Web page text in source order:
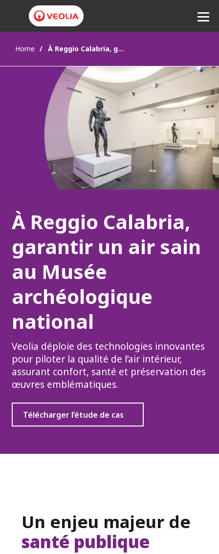
Home À Reggio Calabria, garantir un air sain au Musée archéologique national
À Reggio Calabria,
garantir un air sain
au Musée
archéologique
national
Veolia déploie des technologies innovantes
pour piloter la qualité de l’air intérieur,
assurant confort, santé et préservation des
œuvres emblématiques.
Télécharger l’étude de cas
Un enjeu majeur de
santé publique